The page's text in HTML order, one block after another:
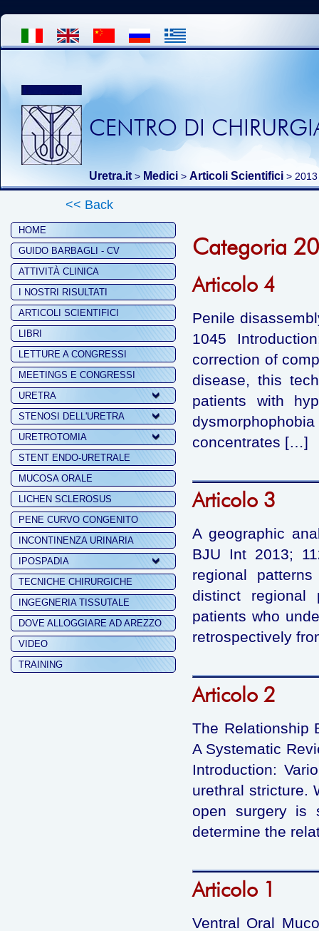
CENTRO DI
Uretra.it > Medici > Articoli Scientifici > 2013
<< Back
HOME
GUIDO BARBAGLI - CV
ATTIVITÀ CLINICA
I NOSTRI RISULTATI
ARTICOLI SCIENTIFICI
LIBRI
LETTURE A CONGRESSI
MEETINGS E CONGRESSI
URETRA
STENOSI DELL'URETRA
URETROTOMIA
STENT ENDO-URETRALE
MUCOSA ORALE
LICHEN SCLEROSUS
PENE CURVO CONGENITO
INCONTINENZA URINARIA
IPOSPADIA
TECNICHE CHIRURGICHE
INGEGNERIA TISSUTALE
DOVE ALLOGGIARE AD AREZZO
VIDEO
TRAINING
Categoria
Articolo 4
Penile
1045
correction of
disease, this
patients with
concentrates […]
Articolo 3
A geographic
BJU Int 2013;
regional
distinct regional
patients who
retrospectively
Articolo 2
The Relationship
A Systematic
Introduction:
urethral stricture.
open surgery is
determine the
Articolo 1
Ventral Oral